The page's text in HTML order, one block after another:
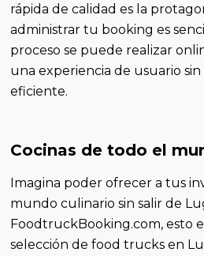
rápida de calidad es la
administrar tu booking es
proceso se puede realizar
una experiencia de usuario
eficiente.
Cocinas de todo el
Imagina poder ofrecer a tus
mundo culinario sin salir de
FoodtruckBooking.com, esto
selección de food trucks en